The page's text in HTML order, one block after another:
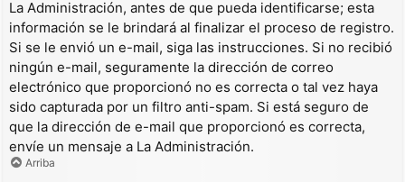
La Administración, antes de que pueda identificarse; esta
información se le brindará al finalizar el proceso de registro.
Si se le envió un e-mail, siga las instrucciones. Si no recibió
ningún e-mail, seguramente la dirección de correo
electrónico que proporcionó no es correcta o tal vez haya
sido capturada por un filtro anti-spam. Si está seguro de
que la dirección de e-mail que proporcionó es correcta,
envíe un mensaje a La Administración.
Arriba